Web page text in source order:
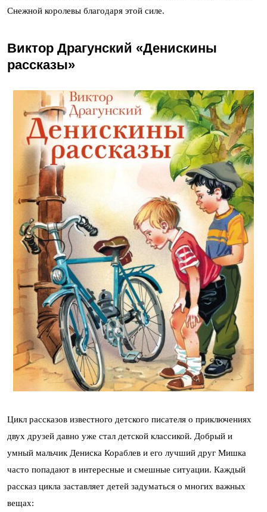
Снежной королевы благодаря этой силе.
Виктор Драгунский «Денискины
рассказы»
Цикл рассказов известного детского писателя о приключениях
двух друзей давно уже стал детской классикой. Добрый и
умный мальчик Дениска Кораблев и его лучший друг Мишка
часто попадают в интересные и смешные ситуации. Каждый
рассказ цикла заставляет детей задуматься о многих важных
вещах: